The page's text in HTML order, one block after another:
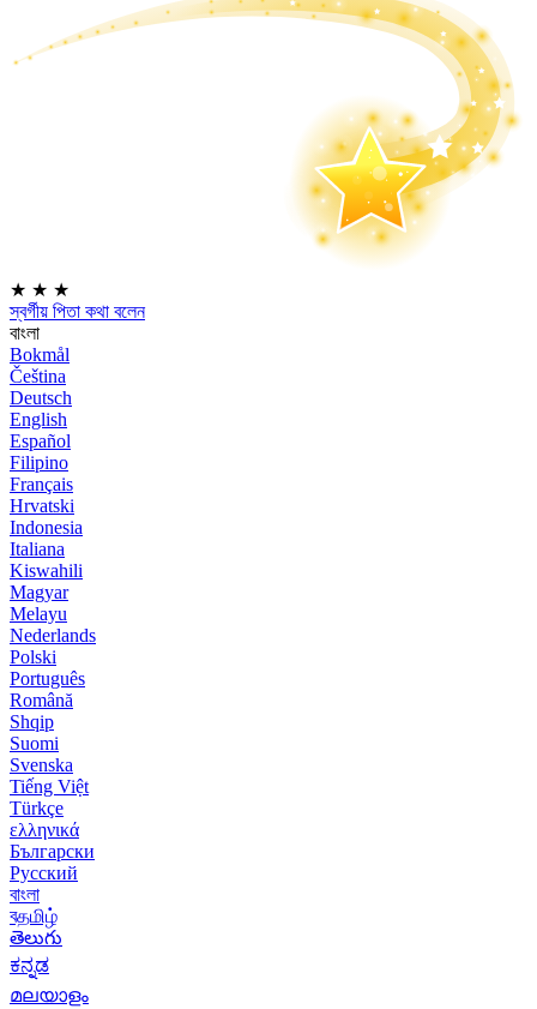
★ ★ ★
স্বর্গীয় পিতা কথা বলেন
বাংলা
Bokmål
Čeština
Deutsch
English
Español
Filipino
Français
Hrvatski
Indonesia
Italiana
Kiswahili
Magyar
Melayu
Nederlands
Polski
Português
Română
Shqip
Suomi
Svenska
Tiếng Việt
Türkçe
ελληνικά
Български
Русский
বাংলা
বதமிழ்
తెలుగు
ಕನ್ನಡ
മലയാളം